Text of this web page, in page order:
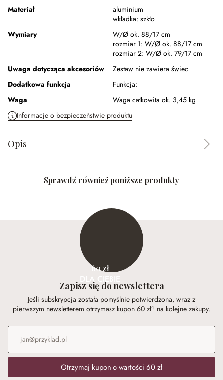
Materiał
aluminium
wkładka: szkło
Wymiary
W/Ø ok. 88/17 cm
rozmiar 1: W/Ø ok. 88/17 cm
rozmiar 2: W/Ø ok. 79/17 cm
Uwaga dotycząca akcesoriów
Zestaw nie zawiera świec
Dodatkowa funkcja
Funkcja:
Waga
Waga całkowita ok. 3,45 kg
Informacje o bezpieczeństwie produktu
Opis
Sprawdź również poniższe produkty
60 zł
DLA CIEBIE
Zapisz się do newslettera
Jeśli subskrypcja została pomyślnie potwierdzona, wraz z
pierwszym newsletterem otrzymasz kupon 60 zł¹ na kolejne zakupy.
Adres e-mail
Otrzymaj kupon o wartości 60 zł